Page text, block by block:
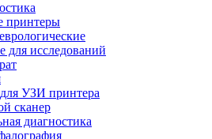
принтеры
для исследований
УЗИ принтера
сканер
диагностика